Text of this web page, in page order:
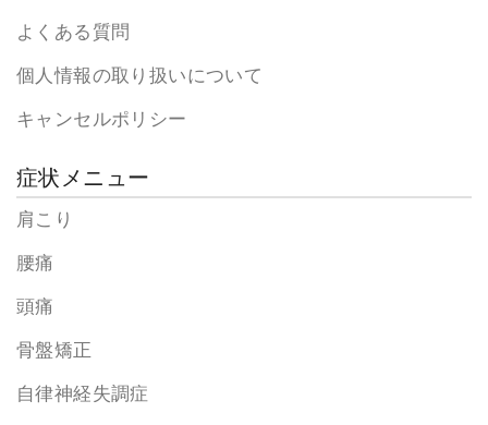
よくある質問
個人情報の取り扱いについて
キャンセルポリシー
症状メニュー
肩こり
腰痛
頭痛
骨盤矯正
自律神経失調症